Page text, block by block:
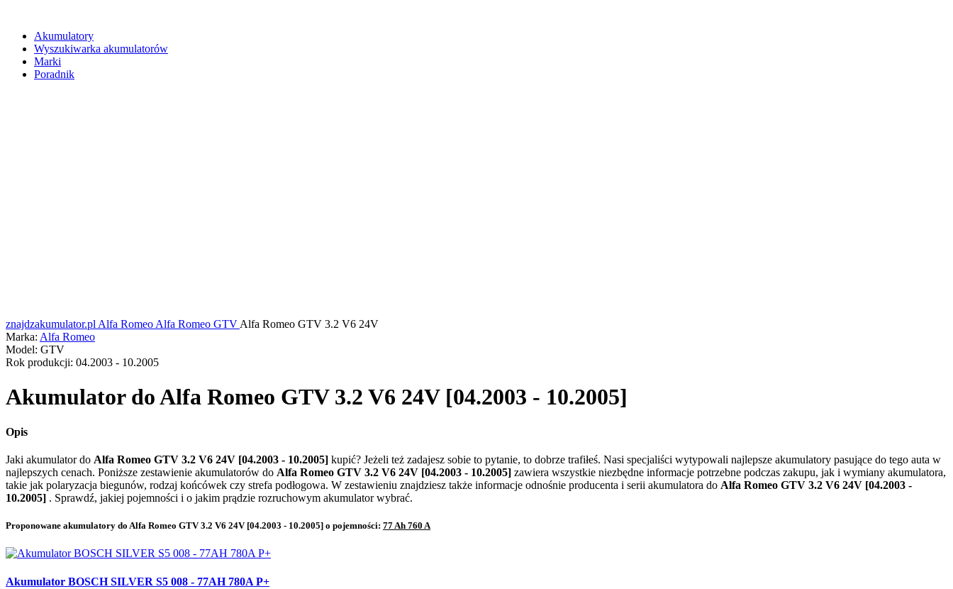
Akumulatory
Wyszukiwarka akumulatorów
Marki
Poradnik
znajdzakumulator.pl Alfa Romeo Alfa Romeo GTV Alfa Romeo GTV 3.2 V6 24V
Marka: Alfa Romeo
Model: GTV
Rok produkcji: 04.2003 - 10.2005
Akumulator doAlfa Romeo GTV 3.2 V6 24V [04.2003 - 10.2005]
Opis
Jaki akumulator do Alfa Romeo GTV 3.2 V6 24V [04.2003 - 10.2005] kupić? Jeżeli też zadajesz sobie to pytanie, to dobrze trafiłeś. Nasi specjaliści wytypowali najlepsze akumulatory pasujące do tego auta w
najlepszych cenach. Poniższe zestawienie akumulatorów do Alfa Romeo GTV 3.2 V6 24V [04.2003 - 10.2005] zawiera wszystkie niezbędne informacje potrzebne podczas zakupu, jak i wymiany akumulatora,
takie jak polaryzacja biegunów, rodzaj końcówek czy strefa podłogowa. W zestawieniu znajdziesz także informacje odnośnie producenta i serii akumulatora do Alfa Romeo GTV 3.2 V6 24V [04.2003 -
10.2005] . Sprawdź, jakiej pojemności i o jakim prądzie rozruchowym akumulator wybrać.
Proponowane akumulatory do Alfa Romeo GTV 3.2 V6 24V [04.2003 - 10.2005] o pojemności: 77 Ah 760 A
Akumulator BOSCH SILVER S5 008 - 77AH 780A P+